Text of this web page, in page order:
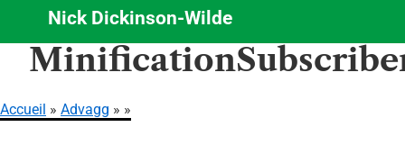
Aller
principal
Nick Dickinson-Wilde
Accueil Advagg